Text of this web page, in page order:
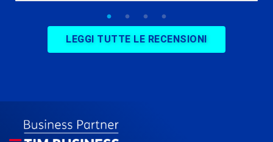
LEGGI TUTTE LE RECENSIONI